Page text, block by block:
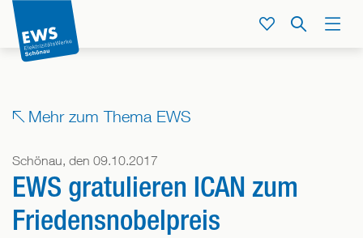
Direkt
zum
Inhalt
Menü
Suche
Service
Mehr zum Thema EWS
Schönau, den 09.10.2017
EWS gratulieren ICAN zum
Friedensnobelpreis